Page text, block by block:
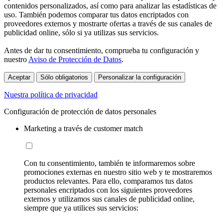
contenidos personalizados, así como para analizar las estadísticas de
uso. También podemos comparar tus datos encriptados con
proveedores externos y mostrarte ofertas a través de sus canales de
publicidad online, sólo si ya utilizas sus servicios.
Antes de dar tu consentimiento, comprueba tu configuración y
nuestroAviso de Protección de Datos.
Aceptar Sólo obligatorios Personalizar la configuración
Nuestra política de privacidad
Configuración de protección de datos personales
Marketing a través de customer match
Con tu consentimiento, también te informaremos sobre
promociones externas en nuestro sitio web y te mostraremos
productos relevantes. Para ello, comparamos tus datos
personales encriptados con los siguientes proveedores
externos y utilizamos sus canales de publicidad online,
siempre que ya utilices sus servicios: